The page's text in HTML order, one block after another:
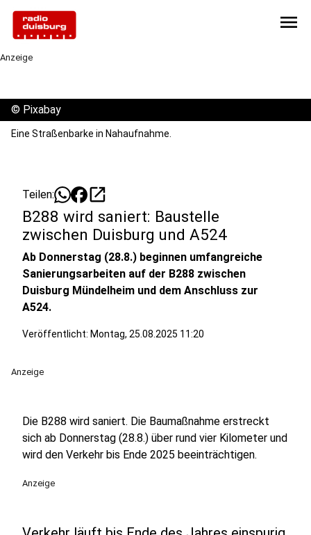
menu
Anzeige
© Pixabay
Eine Straßenbarke in Nahaufnahme.
Teilen: open_in_new
B288 wird saniert: Baustelle
zwischen Duisburg und A524
Ab Donnerstag (28.8.) beginnen umfangreiche
Sanierungsarbeiten auf der B288 zwischen
Duisburg Mündelheim und dem Anschluss zur
A524.
Veröffentlicht: Montag, 25.08.2025 11:20
Anzeige
Die B288 wird saniert. Die Baumaßnahme erstreckt
sich ab Donnerstag (28.8.) über rund vier Kilometer und
wird den Verkehr bis Ende 2025 beeinträchtigen.
Anzeige